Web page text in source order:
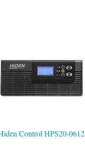
Control HPS20-0612